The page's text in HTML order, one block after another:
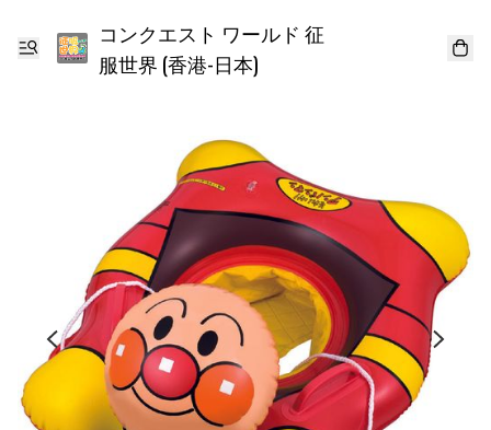
コンクエスト ワールド 征
服世界 (香港-日本)